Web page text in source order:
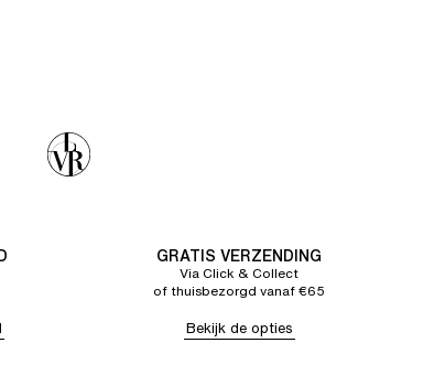
GRATIS VERZENDING
Via Click & Collect
of thuisbezorgd vanaf €65
Bekijk de opties